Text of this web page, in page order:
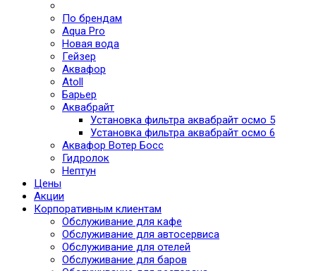
По брендам
Aqua Pro
Новая вода
Гейзер
Аквафор
Atoll
Барьер
Аквабрайт
Установка фильтра аквабрайт осмо 5
Установка фильтра аквабрайт осмо 6
Аквафор Вотер Босс
Гидролок
Нептун
Цены
Акции
Корпоративным клиентам
Обслуживание для кафе
Обслуживание для автосервиса
Обслуживание для отелей
Обслуживание для баров